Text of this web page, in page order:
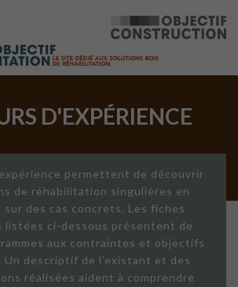
D'EXPÉRIENCE
permettent de découvrir
de réhabilitation singulières en
sur des cas concrets. Les fiches
listées ci-dessous présentent de
aux contraintes et objectifs
Un descriptif de l'existant et des
réalisées aident à comprendre